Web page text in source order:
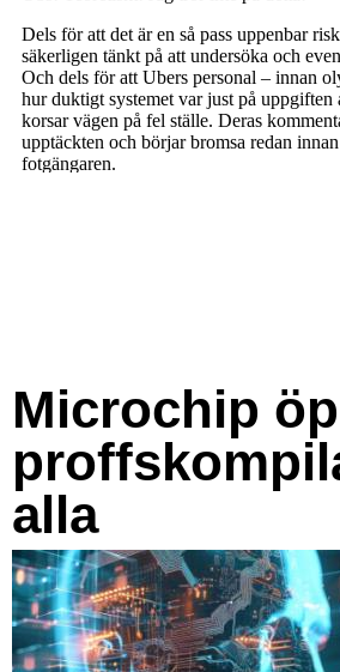
Microchip
alla